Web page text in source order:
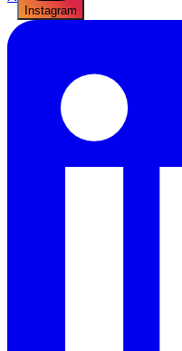
Instagram